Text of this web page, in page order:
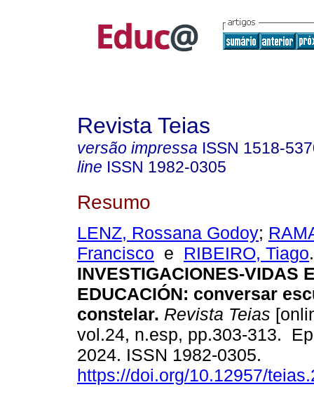
Revista Teias
versão impressa ISSN 1518-
line ISSN 1982-0305
Resumo
LENZ, Rossana Godoy;
Francisco e RIBEIRO, Tiago.
INVESTIGACIONES-VIDAS
EDUCACIÓN: conversar
constelar. Revista Teias
vol.24, n.esp, pp.303-313.
2024. ISSN 1982-0305.
https://doi.org/10.12957/